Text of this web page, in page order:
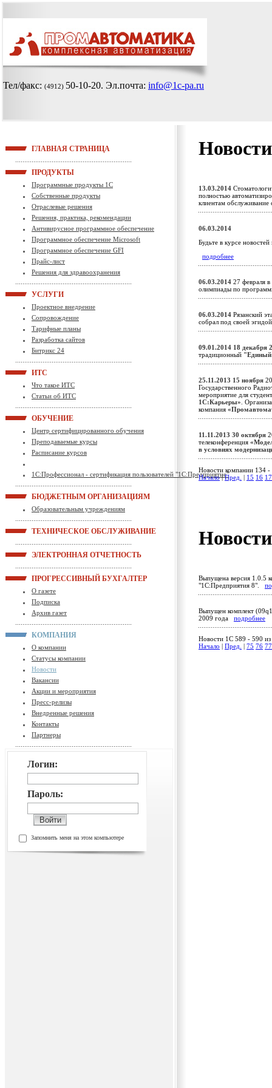
Тел/факс: (4912) 50-10-20. Эл.почта: info@1c-pa.ru
ГЛАВНАЯ СТРАНИЦА
ПРОДУКТЫ
Программные продукты 1С
Собственные продукты
Отраслевые решения
Решения, практика, рекомендации
Антивирусное программное обеспечение
Программное обеспечение Microsoft
Программное обеспечение GFI
Прайс-лист
Решения для здравоохранения
УСЛУГИ
Проектное внедрение
Сопровождение
Тарифные планы
Разработка сайтов
Битрикс 24
ИТС
Что такое ИТС
Статьи об ИТС
ОБУЧЕНИЕ
Центр сертифицированного обучения
Преподаваемые курсы
Расписание курсов
1С:Профессионал - сертификация пользователей "1С:Предприятие"
БЮДЖЕТНЫМ ОРГАНИЗАЦИЯМ
Образовательным учреждениям
ТЕХНИЧЕСКОЕ ОБСЛУЖИВАНИЕ
ЭЛЕКТРОННАЯ ОТЧЕТНОСТЬ
ПРОГРЕССИВНЫЙ БУХГАЛТЕР
О газете
Подписка
Архив газет
КОМПАНИЯ
О компании
Статусы компании
Новости
Вакансии
Акции и мероприятия
Пресс-релизы
Внедренные решения
Контакты
Партнеры
Логин:
Пароль:
Запомнить меня на этом компьютере
13.03.2014
полностью
клиентам
06.03.2014
Будьте в курсе
подробнее
06.03.2014 27 февраля
олимпиады по
06.03.2014 Рязанский
собрал под своей
09.01.2014 18 декабря
традиционный
25.11.2013 15 ноября
Государственного
мероприятие для
1С:Карьеры».
компания
11.11.2013 30 октября
телеконференция
в условиях
Новости компании 134 -
Начало|Пред. 15 16 17
Выпущена версия 1.0.5
"1С:Предприятия 8".
Выпущен комплект
2009 года подробнее
Новости 1C 589 - 590
Начало
Пред. 75 76 77